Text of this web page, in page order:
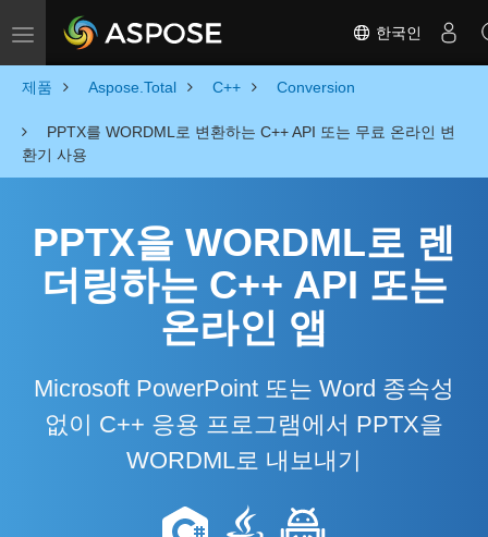
Toggle navigation 한국인
제품 Aspose.Total C++ Conversion
PPTX를 WORDML로 변환하는 C++ API 또는 무료 온라인 변
환기 사용
PPTX을 WORDML로 렌
더링하는 C++ API 또는
온라인 앱
Microsoft PowerPoint 또는 Word 종속성
없이 C++ 응용 프로그램에서 PPTX을
WORDML로 내보내기